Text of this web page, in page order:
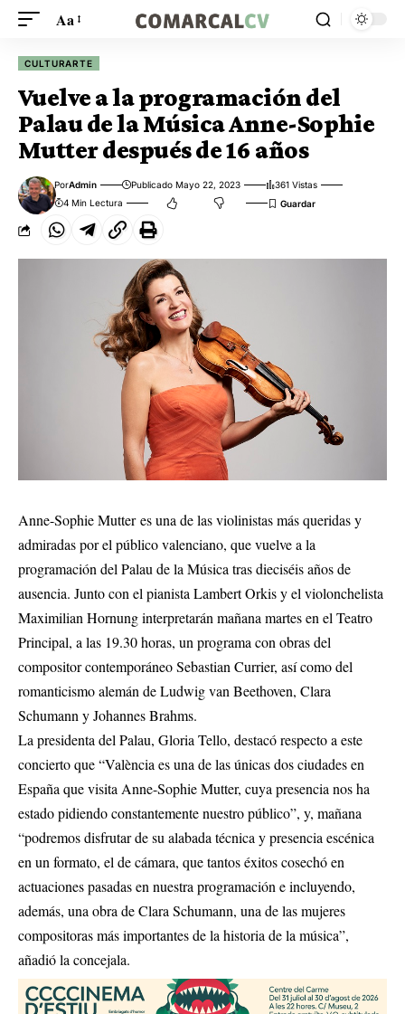
Aa
CULTURARTE
Vuelve a la programación del
Palau de la Música Anne-Sophie
Mutter después de 16 años
PorAdmin Publicado Mayo 22, 2023
361 Vistas
4 Min Lectura
Anne-Sophie Mutter es una de las violinistas más queridas y
admiradas por el público valenciano, que vuelve a la
programación del Palau de la Música tras dieciséis años de
ausencia. Junto con el pianista Lambert Orkis y el violonchelista
Maximilian Hornung interpretarán mañana martes en el Teatro
Principal, a las 19.30 horas, un programa con obras del
compositor contemporáneo Sebastian Currier, así como del
romanticismo alemán de Ludwig van Beethoven, Clara
Schumann y Johannes Brahms.
La presidenta del Palau, Gloria Tello, destacó respecto a este
concierto que “València es una de las únicas dos ciudades en
España que visita Anne-Sophie Mutter, cuya presencia nos ha
estado pidiendo constantemente nuestro público”, y, mañana
“podremos disfrutar de su alabada técnica y presencia escénica
en un formato, el de cámara, que tantos éxitos cosechó en
actuaciones pasadas en nuestra programación e incluyendo,
además, una obra de Clara Schumann, una de las mujeres
compositoras más importantes de la historia de la música”,
añadió la concejala.